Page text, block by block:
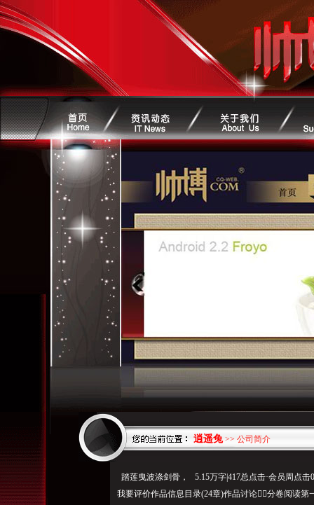
逍遥兔>> 公司简介
踏莲曳波涤剑骨， 5.15万字|417总点击·会员周点
我要评价作品信息目录(24章)作品讨论分卷阅读第